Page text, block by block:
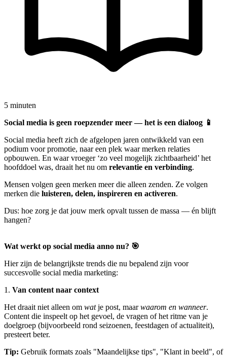
5 minuten
Social media is geen roepzender meer — het is een dialoog 📱
Social media heeft zich de afgelopen jaren ontwikkeld van een
podium voor promotie, naar een plek waar merken relaties
opbouwen. En waar vroeger ‘zo veel mogelijk zichtbaarheid’ het
hoofddoel was, draait het nu om relevantie en verbinding.
Mensen volgen geen merken meer die alleen zenden. Ze volgen
merken die luisteren, delen, inspireren en activeren.
Dus: hoe zorg je dat jouw merk opvalt tussen de massa — én blijft
hangen?
Wat werkt op social media anno nu? 🎯
Hier zijn de belangrijkste trends die nu bepalend zijn voor
succesvolle social media marketing:
1. Van content naar context
Het draait niet alleen om watje post, maarwaarom en wanneer.
Content die inspeelt op het gevoel, de vragen of het ritme van je
doelgroep (bijvoorbeeld rond seizoenen, feestdagen of actualiteit),
presteert beter.
Tip: Gebruik formats zoals "Maandelijkse tips", "Klant in beeld", of